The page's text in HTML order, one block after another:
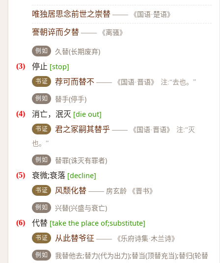
唯独居思念前世之崇替 —— 《国语·楚语》
謇朝谇而夕替 —— 《离骚》
例如 久替(长期废弃)
停止 [stop]
书证 荐可而替不 —— 《国语·晋语》 注:“去也。”
例如 替手(停手)
消亡，泯灭 [die out]
书证 君之冢嗣其替乎 —— 《国语·晋语》
注:“灭
也。”
例如 替罪(诛灭有罪者)
衰微;衰落 [decline]
书证 风颓化替 —— 房玄龄 《晋书》
例如 兴替(兴盛与衰亡)
代替 [take the place of;substitute]
书证 从此替爷征 —— 《乐府诗集·木兰诗》
例如 我替他去;替力(代为出力);替当(顶替充当);替归(轮替